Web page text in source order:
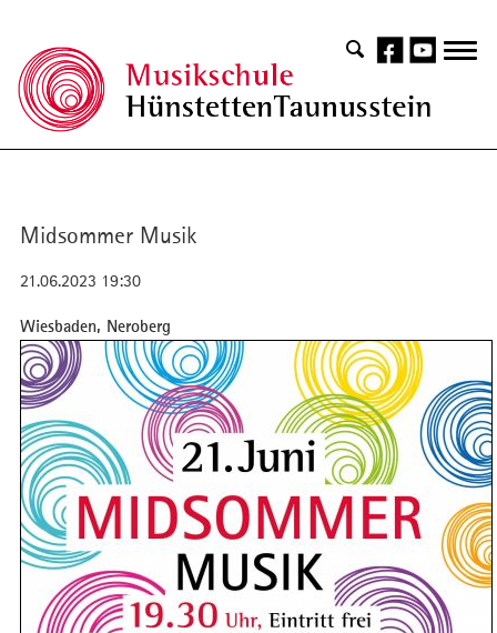
Midsommer Musik
21.06.2023 19:30
Wiesbaden, Neroberg